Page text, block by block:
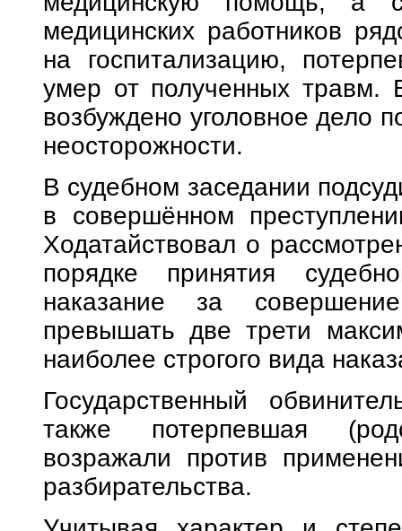
медицинских работников
на госпитализацию,
умер от полученных травм.
возбуждено уголовное дело
неосторожности.
В судебном заседании
в совершённом
Ходатайствовал о
порядке принятия
наказание за
превышать две трети
наиболее строгого вида
Государственный
также потерпевшая
возражали против
разбирательства.